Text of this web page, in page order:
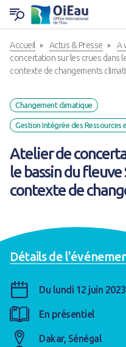
RETOUR QUI SOMMES-
Statuts & Organisation
Histoire
Ils nous font confiance
Nous sommes à leurs
Nous rejoindre
RETOUR EXPERTISES &
Appui & Coopération
Formation &
Données &
Animation de réseaux
RETOUR OUTILS &
Produits
Supports
Outils techniques
Catalogue de
RETOUR ACTUS &
A vos agendas !
Des nouvelles de nos
Espace Presse
Accueil Actus & Presse A
concertation sur les crues dans
contexte de changements
Changement climatique
Gestion Intégrée des Ressources
Atelier de
le bassin du fleuve
contexte de
Détails de
Du lundi 12 juin
En présentiel
Dakar, Sénégal